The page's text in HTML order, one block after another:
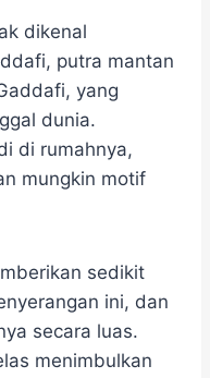
dikenal
putra mantan
yang
dunia.
di rumahnya,
mungkin motif
sedikit
ini, dan
secara luas.
menimbulkan